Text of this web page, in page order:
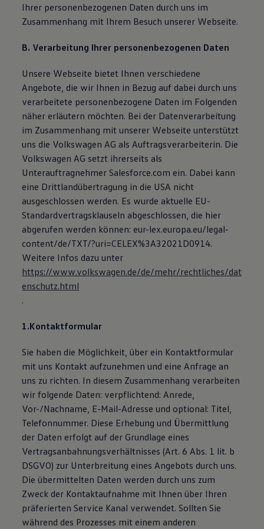
Magazin
Lifestyle
Familie
Elektromobilität
Pannen- und Unfallhilfe
Volkswagen Kundenbetreuung
Ihrer personenbezogenen Daten durch uns im
Zusammenhang mit Ihrem Besuch unserer Webseite.
B. Verarbeitung Ihrer personenbezogenen Daten
Unsere Webseite bietet Ihnen verschiedene
Angebote, die wir Ihnen in Bezug auf dabei durch uns
verarbeitete personenbezogene Daten im Folgenden
näher erläutern möchten. Bei der Datenverarbeitung
im Zusammenhang mit unserer Webseite unterstützt
uns die Volkswagen AG als Auftragsverarbeiterin. Die
Volkswagen AG setzt ihrerseits als
Unterauftragnehmer Salesforce.com ein. Dabei kann
eine Drittlandübertragung in die USA nicht
ausgeschlossen werden. Es wurde aktuelle EU-
Standardvertragsklauseln abgeschlossen, die hier
abgerufen werden können: eur-lex.europa.eu/legal-
content/de/TXT/?uri=CELEX%3A32021D0914.
Weitere Infos dazu unter
https://www.volkswagen.de/de/mehr/rechtliches/dat
enschutz.html
.
1.Kontaktformular
Sie haben die Möglichkeit, über ein Kontaktformular
mit uns Kontakt aufzunehmen und eine Anfrage an
uns zu richten. In diesem Zusammenhang verarbeiten
wir folgende Daten: verpflichtend: Anrede,
Vor-/Nachname, E-Mail-Adresse und optional: Titel,
Telefonnummer. Diese Erhebung und Übermittlung
der Daten erfolgt auf der Grundlage eines
Vertragsanbahnungsverhältnisses (Art. 6 Abs. 1 lit. b
DSGVO) zur Unterbreitung eines Angebots durch uns.
Die übermittelten Daten werden durch uns zum
Zweck der Kontaktaufnahme mit Ihnen über Ihren
präferierten Service Kanal verwendet. Sollten Sie
während des Prozesses mit einem anderen